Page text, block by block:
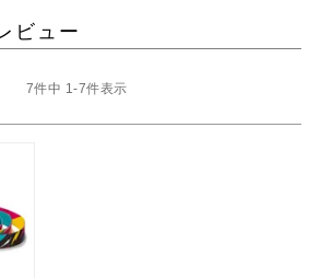
ビュー
7件中 1 -7件表示